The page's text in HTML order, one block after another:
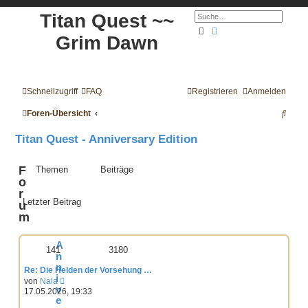
Titan Quest ~~
Grim Dawn
SucheErweiterte Suche
Schnellzugriff FAQ Anmelden
Registrieren
Foren-Übersicht
S
Titan Quest - Anniversary Edition
F
o
r
u
m
Themen Beiträge
Letzter Beitrag
A
n
n
i
v
e
141 3180
Re: Die Helden der Vorsehung …
von Nala
e
u
17.05.2026, 19:33